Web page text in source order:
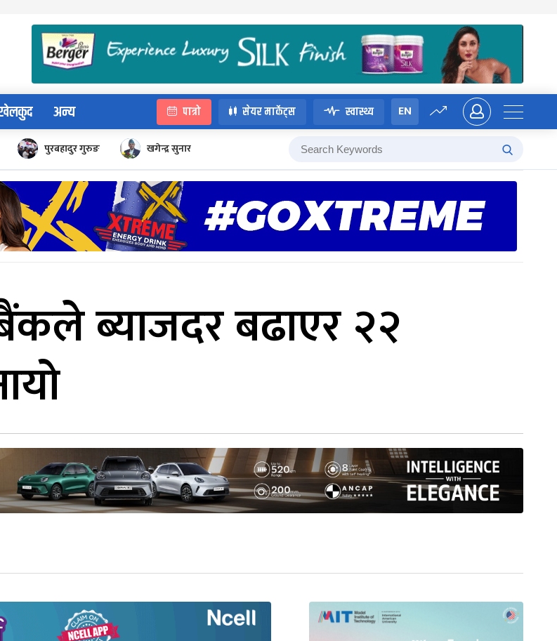
अन्य पात्रो सेयर मार्केट्स स्वास्थ्य EN
पुरबहादुर गुरुङ खगेन्द्र सुनार
ब्याजदर बढाएर २२